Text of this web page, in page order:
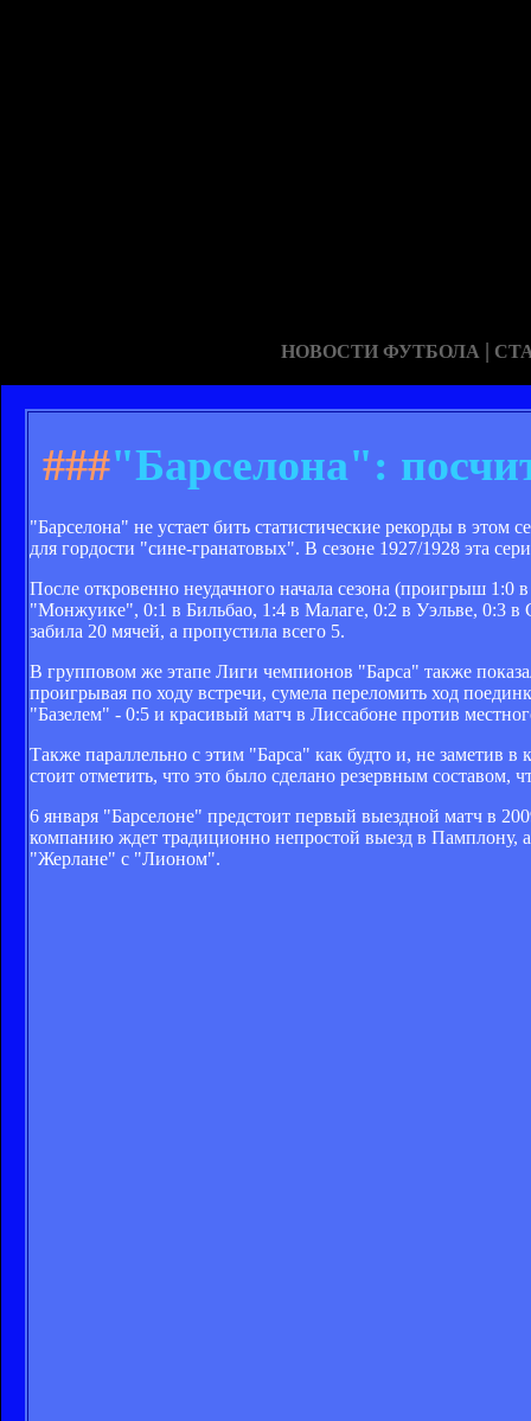
НОВОСТИ ФУТБОЛА |
###"Барселона":
"Барселона" не устает бить статистические рекорды в
для гордости "сине-гранатовых". В сезоне 1927/1928 эта
После откровенно неудачного начала сезона (проигрыш 1:0
"Монжуике", 0:1 в Бильбао, 1:4 в Малаге, 0:2 в Уэльве, 0:3
забила 20 мячей, а пропустила всего 5.
В групповом же этапе Лиги чемпионов "Барса" также
проигрывая по ходу встречи, сумела переломить ход
"Базелем" - 0:5 и красивый матч в Лиссабоне против
Также параллельно с этим "Барса" как будто и, не заметив
стоит отметить, что это было сделано резервным составом,
6 января "Барселоне" предстоит первый выездной матч в
компанию ждет традиционно непростой выезд в Памплону,
"Жерлане" с "Лионом".